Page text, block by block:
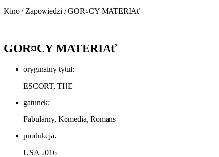
Kino / Zapowiedzi /GOR¤CY MATERIAť
GOR¤CY MATERIAť
oryginalny tytuł:
ESCORT, THE
gatunek:
Fabularny, Komedia, Romans
produkcja:
USA 2016